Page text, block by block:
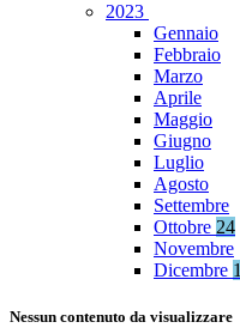
2023
Gennaio
Febbraio
Marzo
Aprile
Maggio
Giugno
Luglio
Agosto
Settembre
Ottobre 24
Novembre
Dicembre 1
Nessun contenuto da visualizzare